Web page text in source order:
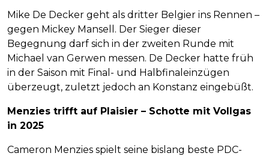
Mike De Decker geht als dritter Belgier ins Rennen –
gegen Mickey Mansell. Der Sieger dieser
Begegnung darf sich in der zweiten Runde mit
Michael van Gerwen messen. De Decker hatte früh
in der Saison mit Final- und Halbfinaleinzügen
überzeugt, zuletzt jedoch an Konstanz eingebüßt.
Menzies trifft auf Plaisier – Schotte mit Vollgas
in 2025
Cameron Menzies spielt seine bislang beste PDC-